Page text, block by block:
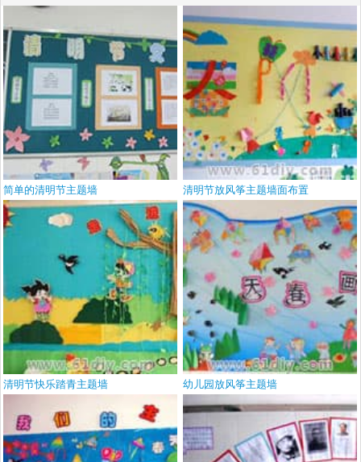
简单的清明节主题墙 清明节放风筝主题墙面布置
清明节快乐踏青主题墙 幼儿园放风筝主题墙